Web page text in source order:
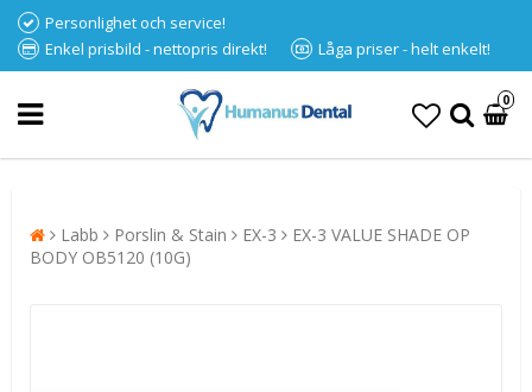
Personlighet och service!
Enkel prisbild - nettopris direkt!
Låga priser - helt enkelt!
0
Labb Porslin & Stain EX-3
EX-3 VALUE SHADE OP
BODY OB5120 (10G)